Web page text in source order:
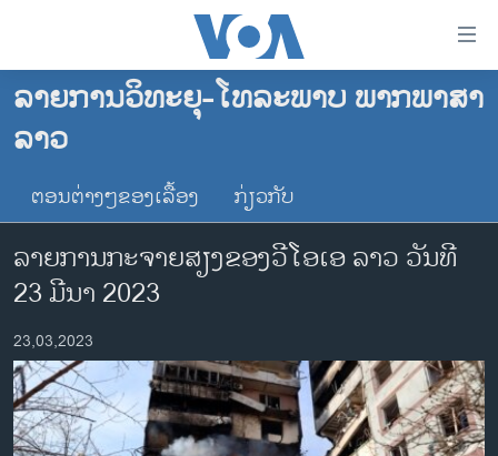
ເຂົ້າ
ຫາ
ຂ້າມ
ຫາ
ຊອກ
ໂຮມເພຈ
ລາວ
ອາເມຣິກາ
ການເລືອກຕັ້ງ ປະທານາທີບໍດີ ສະຫະລັດ 2024
ຂ່າວ​ຈີນ
ເອເຊຍ
ອິດສະຫຼະພາບດ້ານການຂ່າວ
ຊີວິດຊາວລາວ
ລາຍການວິທະຍຸ-ໂທລະພາບ ພາກພາສາ
ລາວ
ຕອນຕ່າງໆຂອງເລື້ອງ ກ່ຽວກັບ
ລາຍການກະຈາຍສຽງຂອງວີໂອເອ ລາວ ວັນທີ
23 ມີນາ 2023
23,03,2023